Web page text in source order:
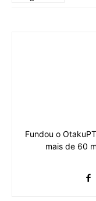
Fundou o
mais de 60